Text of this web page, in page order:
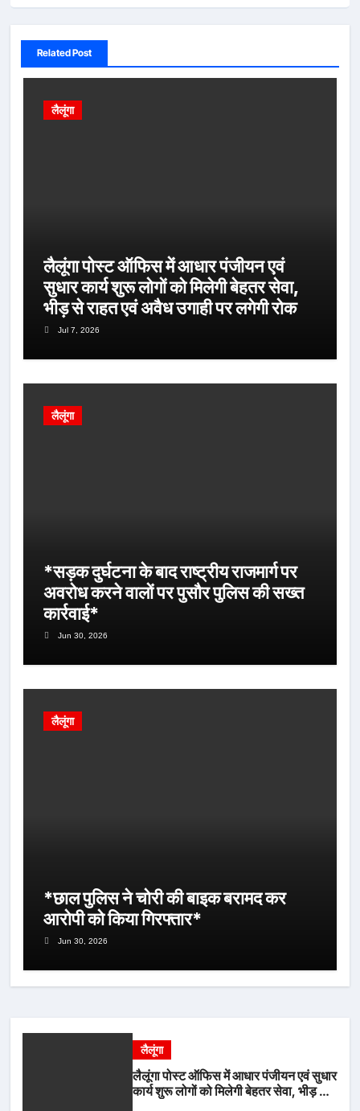
Related Post
लैलूंगा
लैलूंगा पोस्ट ऑफिस में आधार पंजीयन एवं
सुधार कार्य शुरू लोगों को मिलेगी बेहतर सेवा,
भीड़ से राहत एवं अवैध उगाही पर लगेगी रोक
Jul 7, 2026
लैलूंगा
*सड़क दुर्घटना के बाद राष्ट्रीय राजमार्ग पर
अवरोध करने वालों पर पुसौर पुलिस की सख्त
कार्रवाई*
Jun 30, 2026
लैलूंगा
*छाल पुलिस ने चोरी की बाइक बरामद कर
आरोपी को किया गिरफ्तार*
Jun 30, 2026
लैलूंगा
लैलूंगा पोस्ट ऑफिस में आधार पंजीयन एवं सुधार
कार्य शुरू लोगों को मिलेगी बेहतर सेवा, भीड़ से